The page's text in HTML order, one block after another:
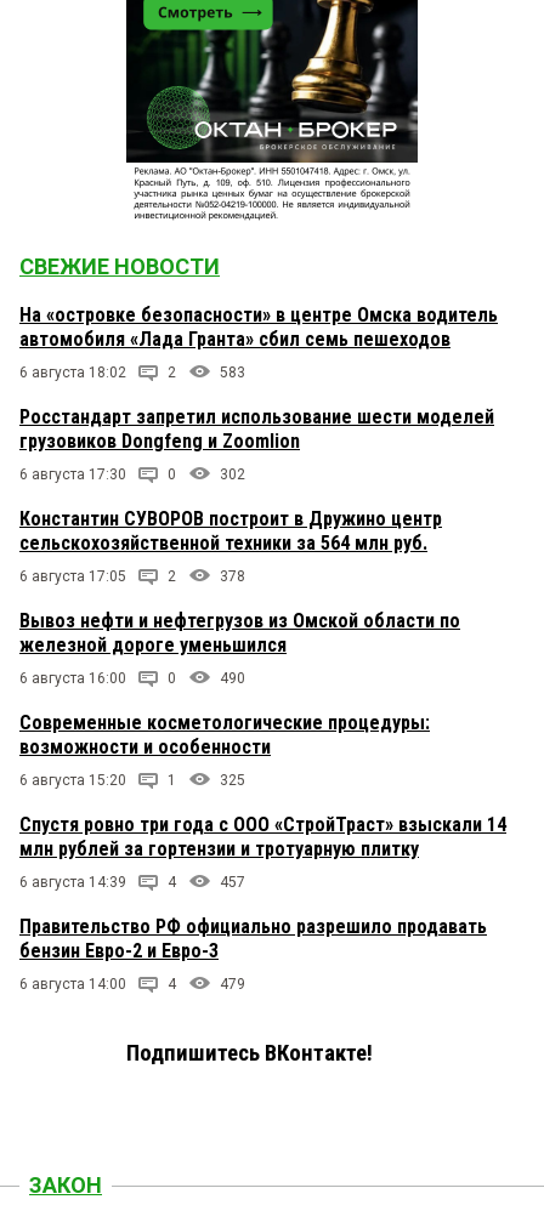
СВЕЖИЕ НОВОСТИ
На «островке безопасности» в центре Омска водитель
автомобиля «Лада Гранта» сбил семь пешеходов
6 августа 18:02 2 583
Росстандарт запретил использование шести моделей
грузовиков Dongfeng и Zoomlion
6 августа 17:30 0 302
Константин СУВОРОВ построит в Дружино центр
сельскохозяйственной техники за 564 млн руб.
6 августа 17:05 2 378
Вывоз нефти и нефтегрузов из Омской области по
железной дороге уменьшился
6 августа 16:00 0 490
Современные косметологические процедуры:
возможности и особенности
6 августа 15:20 1 325
Спустя ровно три года с ООО «СтройТраст» взыскали 14
млн рублей за гортензии и тротуарную плитку
6 августа 14:39 4 457
Правительство РФ официально разрешило продавать
бензин Евро-2 и Евро-3
6 августа 14:00 4 479
Подпишитесь ВКонтакте!
ЗАКОН